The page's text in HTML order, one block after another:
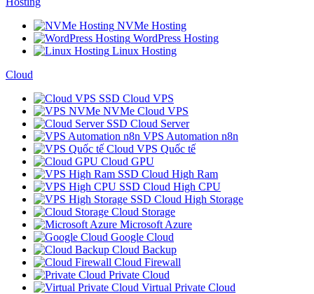
NVMe Hosting
WordPress Hosting
Linux Hosting
Cloud
SSD Cloud VPS
NVMe Cloud VPS
SSD Cloud Server
VPS Automation n8n
Cloud VPS Quốc tế
Cloud GPU
SSD Cloud High Ram
SSD Cloud High CPU
SSD Cloud High Storage
Cloud Storage
Microsoft Azure
Google Cloud
Cloud Backup
Cloud Firewall
Private Cloud
Virtual Private Cloud